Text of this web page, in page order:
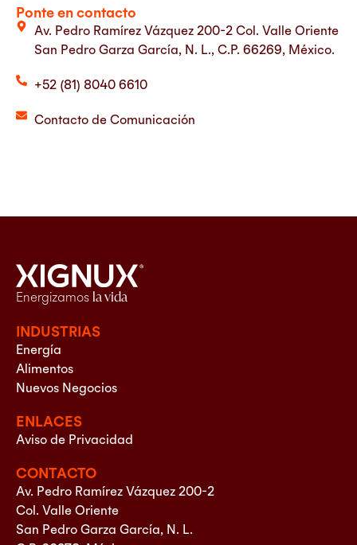
Ponte en contacto
Av. Pedro Ramírez Vázquez 200-2 Col. Valle Oriente
San Pedro Garza García, N. L., C.P. 66269, México.
+52 (81) 8040 6610
Contacto de Comunicación
Energizamos la vida
INDUSTRIAS
Energía
Alimentos
Nuevos Negocios
ENLACES
Aviso de Privacidad
CONTACTO
Av. Pedro Ramírez Vázquez 200-2
Col. Valle Oriente
San Pedro Garza García, N. L.